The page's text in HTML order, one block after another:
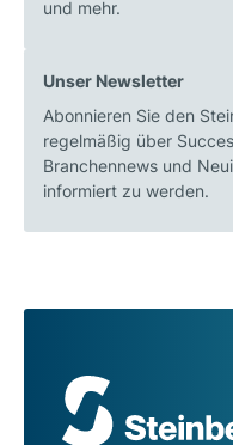
und mehr.
Unser Newsletter
Abonnieren Sie den
regelmäßig über
Branchennews und
informiert zu werden.